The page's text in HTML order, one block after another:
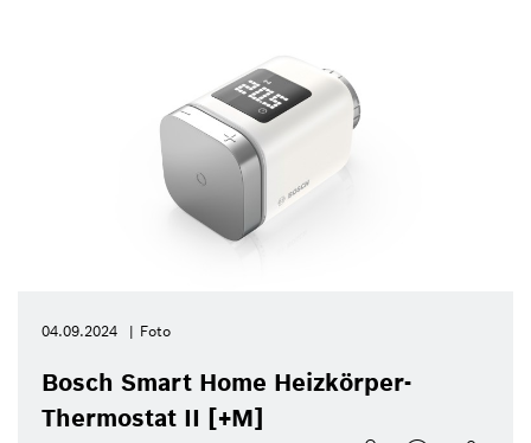
04.09.2024 Foto
Bosch Smart Home Heizkörper-
Thermostat II [+M]